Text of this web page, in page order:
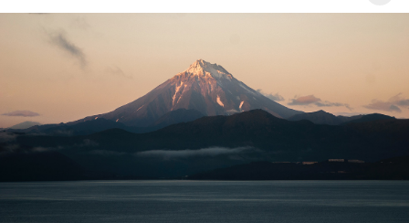
Ингредиенты: